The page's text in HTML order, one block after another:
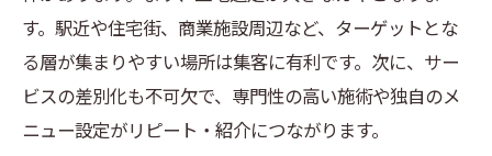
す。駅近や住宅街、商業施設周辺など、ターゲットとな
る層が集まりやすい場所は集客に有利です。次に、サー
ビスの差別化も不可欠で、専門性の高い施術や独自のメ
ニュー設定がリピート・紹介につながります。